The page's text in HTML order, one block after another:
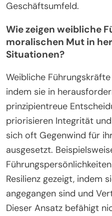
Geschäftsumfeld.
Wie zeigen weibliche
moralischen Mut in
Situationen?
Weibliche
indem sie in
prinzipientreue
priorisieren Integrität
sich oft Gegenwind für
ausgesetzt.
Resilienz gezeigt, indem
angegangen sind und
Dieser Ansatz befähigt